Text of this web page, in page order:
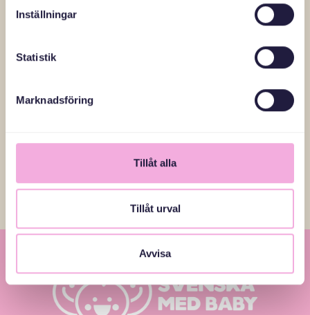
Inställningar
Statistik
Marknadsföring
Tillåt alla
Tillåt urval
Avvisa
diskutera och få råd om hur de kan engagera sig mer i
sina barns liv”, avslutar Andreas, medan Hannes ivrigt
flaskan för eftermiddagsvila.
Läs fler reportage